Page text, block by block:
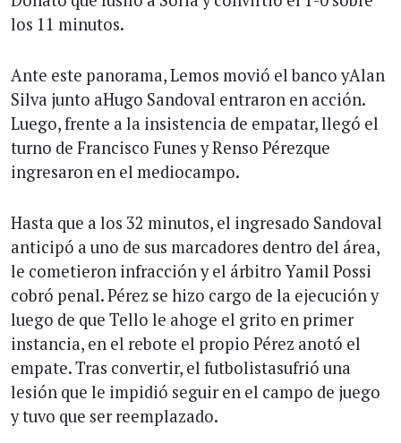
los 11 minutos.
Ante este panorama, Lemos movió el banco yAlan
Silva junto aHugo Sandoval entraron en acción.
Luego, frente a la insistencia de empatar, llegó el
turno de Francisco Funes y Renso Pérezque
ingresaron en el mediocampo.
Hasta que a los 32 minutos, el ingresado Sandoval
anticipó a uno de sus marcadores dentro del área,
le cometieron infracción y el árbitro Yamil Possi
cobró penal. Pérez se hizo cargo de la ejecución y
luego de que Tello le ahoge el grito en primer
instancia, en el rebote el propio Pérez anotó el
empate. Tras convertir, el futbolistasufrió una
lesión que le impidió seguir en el campo de juego
y tuvo que ser reemplazado.